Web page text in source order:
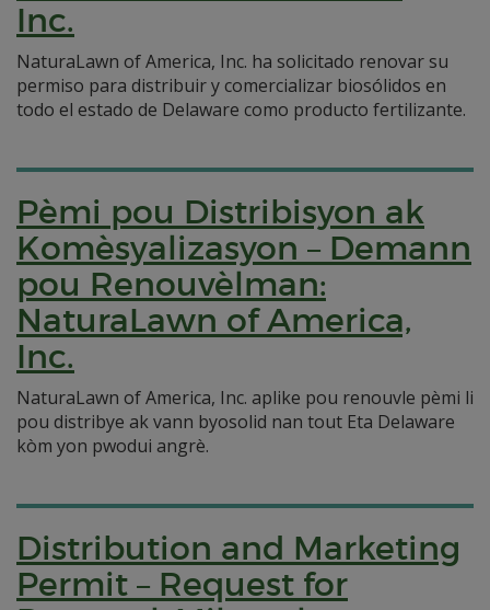
Inc.
NaturaLawn of America, Inc. ha solicitado renovar su
permiso para distribuir y comercializar biosólidos en
todo el estado de Delaware como producto fertilizante.
Pèmi pou Distribisyon ak
Komèsyalizasyon – Demann
pou Renouvèlman:
NaturaLawn of America,
Inc.
NaturaLawn of America, Inc. aplike pou renouvle pèmi li
pou distribye ak vann byosolid nan tout Eta Delaware
kòm yon pwodui angrè.
Distribution and Marketing
Permit – Request for